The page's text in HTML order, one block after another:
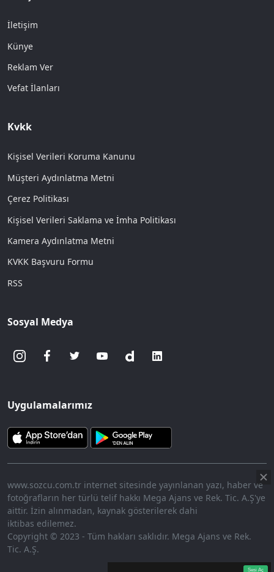
Aç
9.11%
Sesi Aç
İletişim
Künye
Reklam Ver
Vefat İlanları
Kvkk
Kişisel Verileri Koruma Kanunu
Müşteri Aydınlatma Metni
Çerez Politikası
Kişisel Verileri Saklama ve İmha Politikası
Kamera Aydınlatma Metni
KVKK Başvuru Formu
RSS
Sosyal Medya
Uygulamalarımız
www.sozcu.com.tr internet sitesinde yayınlanan yazı, haber ve
fotoğrafların her türlü telif hakkı Mega Ajans ve Rek. Tic. A.Ş'ye
aittir. İzin alınmadan, kaynak gösterilerek dahi
iktibas edilemez.
Copyright © 2023 - Tüm hakları saklıdır. Mega Ajans ve Rek.
Tic. A.Ş.